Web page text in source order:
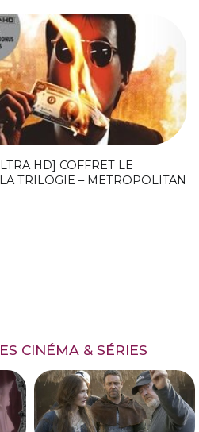
HD] COFFRET LE
TRILOGIE – METROPOLITAN
CINÉMA & SÉRIES